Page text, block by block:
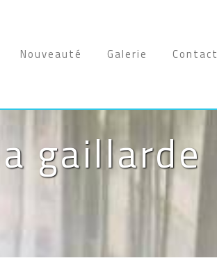
Nouveauté Galerie Contact
gaillarde